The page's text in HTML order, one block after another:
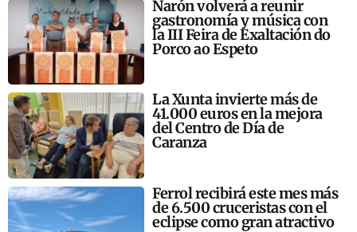
Narón volverá a reunir
gastronomía y música con
la III Feira de Exaltación do
Porco ao Espeto
La Xunta invierte más de
41.000 euros en la mejora
del Centro de Día de
Caranza
Ferrol recibirá este mes más
de 6.500 cruceristas con el
eclipse como gran atractivo